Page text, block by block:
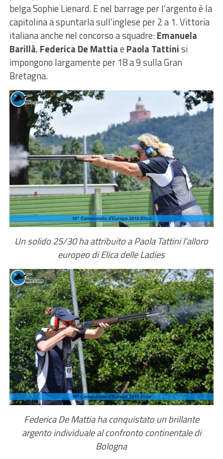
belga Sophie Lienard. E nel barrage per l’argento è la
capitolina a spuntarla sull’inglese per 2 a 1. Vittoria
italiana anche nel concorso a squadre:Emanuela
Barillà, Federica De Mattiae Paola Tattinisi
impongono largamente per 18 a 9 sulla Gran
Bretagna.
Un solido 25/30 ha attribuito a Paola Tattini l’alloro
europeo di Elica delle Ladies
Federica De Mattia ha conquistato un brillante
argento individuale al confronto continentale di
Bologna